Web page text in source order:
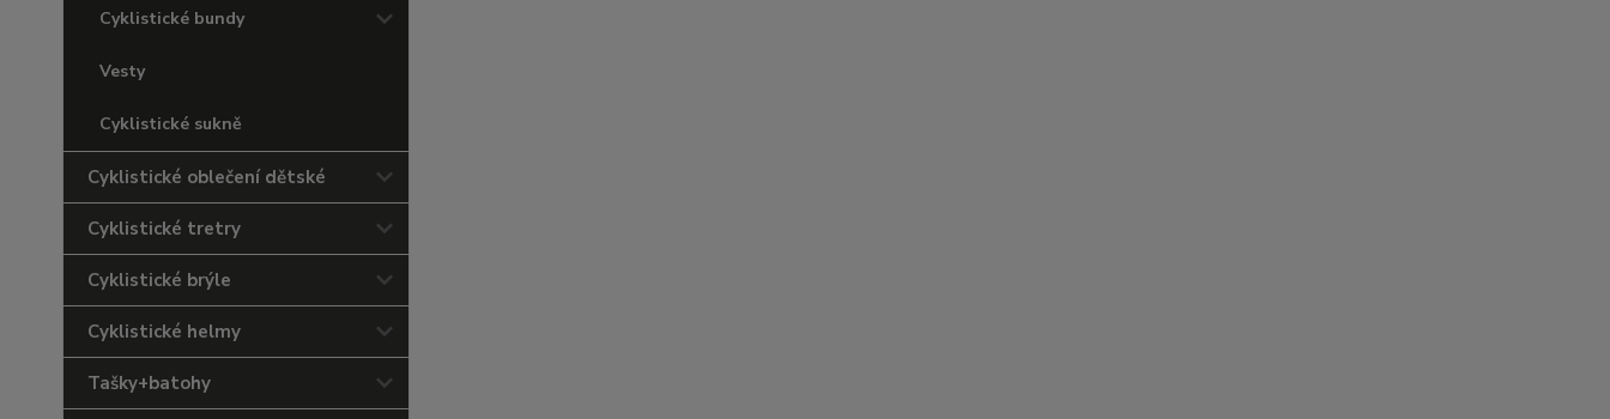
Cyklistické bundy
Vesty
Cyklistické sukně
Cyklistické oblečení dětské
Cyklistické tretry
Cyklistické brýle
Cyklistické helmy
Tašky+batohy